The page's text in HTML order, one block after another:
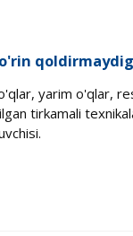
o'rin
yarim o'qlar,
tirkamali